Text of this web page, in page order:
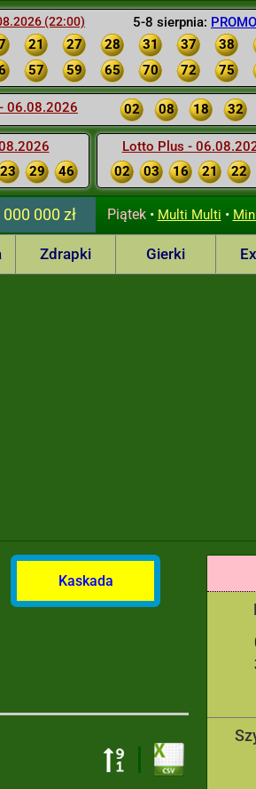
5-8 sierpnia:
(22:00)
21 27 28 31 37 38
57 59 65 70 72 75
06.08.2026 02 08 18 32
23 29 46
Lotto Plus -
02
03 16 21 22
000 zł Piątek• Multi Multi •
Zdrapki Gierki
Kaskada